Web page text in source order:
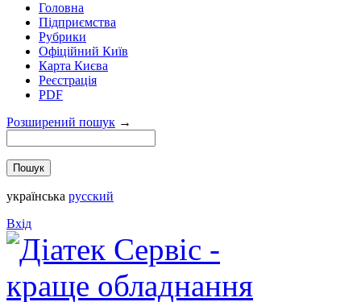
Головна
Підприємства
Рубрики
Офіційний Київ
Карта Києва
Реєстрація
PDF
Розширений пошук →
українська русский
Вхід